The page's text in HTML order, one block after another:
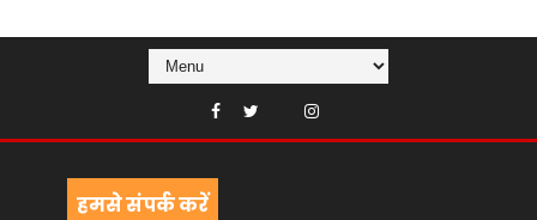
हमसे संपर्क करें